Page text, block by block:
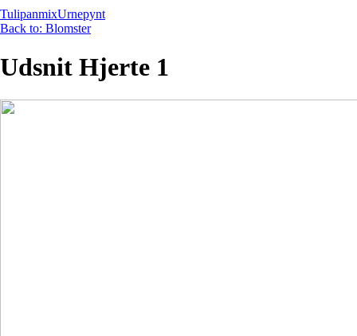
TulipanmixUrnepynt
Back to: Blomster
Udsnit Hjerte 1